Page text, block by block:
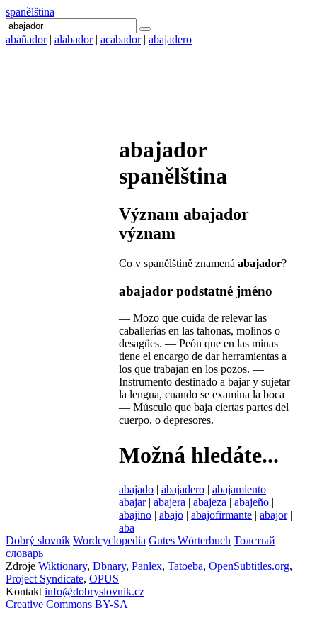
spanělština
abañador | alabador | acabador | abajadero
abajador
spanělština
Význam abajador
význam
Co v spanělštině znamená abajador?
abajador podstatné jméno
— Mozo que cuida de relevar las
caballerías en las tahonas, molinos o
desagües. — Peón que en las minas
tiene el encargo de dar herramientas a
los que trabajan en los pozos. —
Instrumento destinado a bajar y sujetar
la lengua, cuando se examina la boca
— Músculo que baja ciertas partes del
cuerpo, o depresores.
Možná hledáte...
abajado | abajadero | abajamiento |
abajar | abajera | abajeza | abajeño |
abajino | abajo | abajofirmante | abajor |
aba
Dobrý slovník Wordcyclopedia Gutes Wörterbuch Толстый
словарь
Zdroje Wiktionary, Dbnary, Panlex, Tatoeba, OpenSubtitles.org,
Project Syndicate, OPUS
Kontakt info@dobryslovnik.cz
Creative Commons BY-SA